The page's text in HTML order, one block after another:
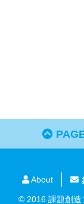
About
© 2016 課題創造